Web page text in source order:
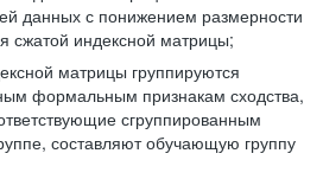
данных с понижением размерности
сжатой индексной матрицы;
матрицы группируются
формальным признакам сходства,
сгруппированным
составляют обучающую группу